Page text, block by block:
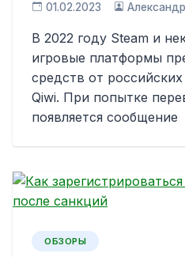
01.02.2023
В 2022 году Steam и
игровые платформы
средств от
Qiwi. При попытке
появляется сообщение
ОБЗОРЫ